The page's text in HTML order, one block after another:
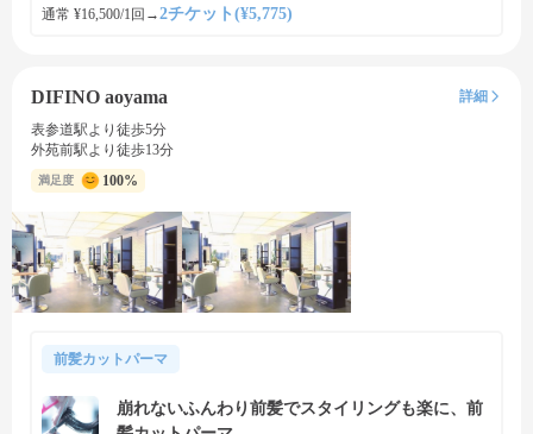
通常 ¥16,500/1回 →2チケット(¥5,775)
DIFINO aoyama
詳細
表参道駅より徒歩5分
外苑前駅より徒歩13分
満足度 100%
前髪カットパーマ
崩れないふんわり前髪でスタイリングも楽に、前